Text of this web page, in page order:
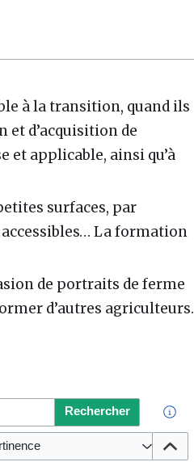
à la transition, quand ils
et d’acquisition de
et applicable, ainsi qu’à
surfaces, par
accessibles… La formation
de portraits de ferme
d’autres agriculteurs.
Rechercher